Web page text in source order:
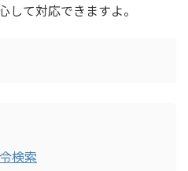
して対応できますよ。
検索